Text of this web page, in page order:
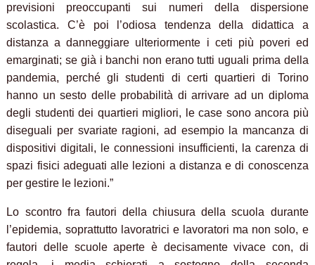
previsioni preoccupanti sui numeri della dispersione
scolastica. C’è poi l’odiosa tendenza della didattica a
distanza a danneggiare ulteriormente i ceti più poveri ed
emarginati; se già i banchi non erano tutti uguali prima della
pandemia, perché gli studenti di certi quartieri di Torino
hanno un sesto delle probabilità di arrivare ad un diploma
degli studenti dei quartieri migliori, le case sono ancora più
diseguali per svariate ragioni, ad esempio la mancanza di
dispositivi digitali, le connessioni insufficienti, la carenza di
spazi fisici adeguati alle lezioni a distanza e di conoscenza
per gestire le lezioni.”
Lo scontro fra fautori della chiusura della scuola durante
l’epidemia, soprattutto lavoratrici e lavoratori ma non solo, e
fautori delle scuole aperte è decisamente vivace con, di